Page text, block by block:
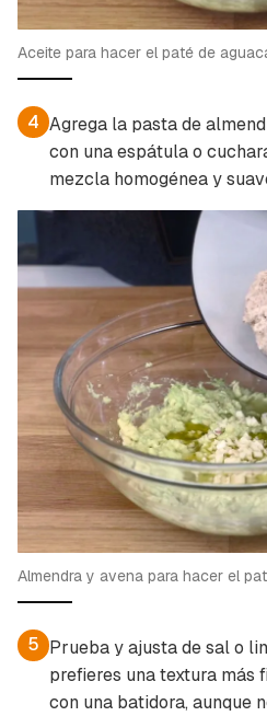
Aceite para hacer el paté de
4 Agrega la pasta de
con una espátula o
mezcla homogénea y
Almendra y avena para hacer el
5 Prueba y ajusta de sal o
prefieres una textura más
con una batidora, aunque